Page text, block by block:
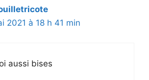
2021 à 18 h 41 min
aussi bises